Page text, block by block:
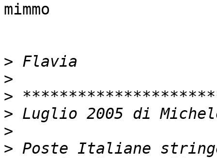
mimmo
>
>
>
>
>
> Poste Italiane